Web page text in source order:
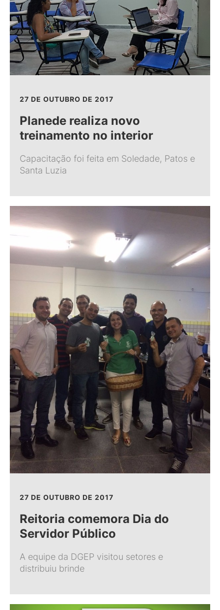
27 DE OUTUBRO DE 2017
Planede realiza novo
treinamento no interior
Capacitação foi feita em Soledade, Patos e
Santa Luzia
27 DE OUTUBRO DE 2017
Reitoria comemora Dia do
Servidor Público
A equipe da DGEP visitou setores e
distribuiu brinde